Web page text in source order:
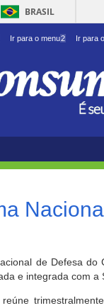
BRASIL
Ir para o menu2 Ir para
de Defesa do
e integrada com a